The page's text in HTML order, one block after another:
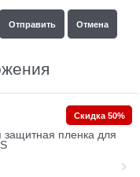
защитная пленка для
Скидка 50%